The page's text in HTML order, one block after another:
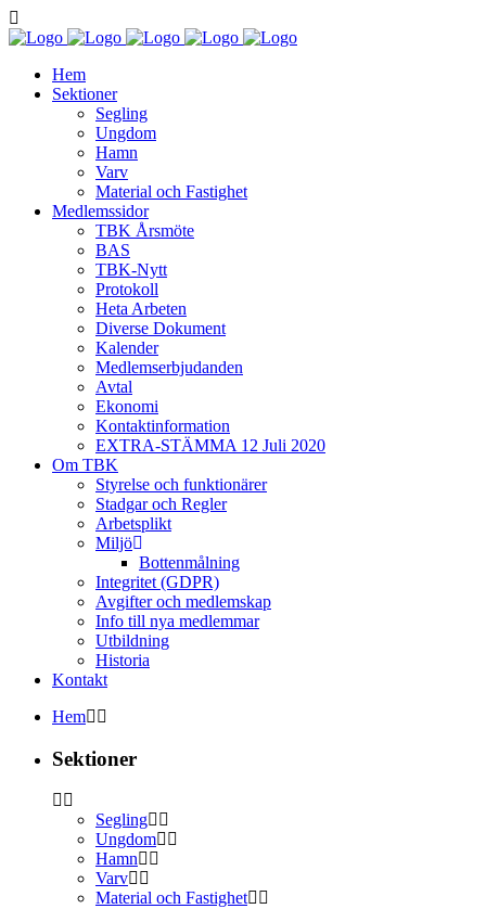
Hem
Sektioner
Segling
Ungdom
Hamn
Varv
Material och Fastighet
Medlemssidor
TBK Årsmöte
BAS
TBK-Nytt
Protokoll
Heta Arbeten
Diverse Dokument
Kalender
Medlemserbjudanden
Avtal
Ekonomi
Kontaktinformation
EXTRA-STÄMMA 12 Juli 2020
Om TBK
Styrelse och funktionärer
Stadgar och Regler
Arbetsplikt
Miljö
Bottenmålning
Integritet (GDPR)
Avgifter och medlemskap
Info till nya medlemmar
Utbildning
Historia
Kontakt
Hem
Sektioner
Segling
Ungdom
Hamn
Varv
Material och Fastighet